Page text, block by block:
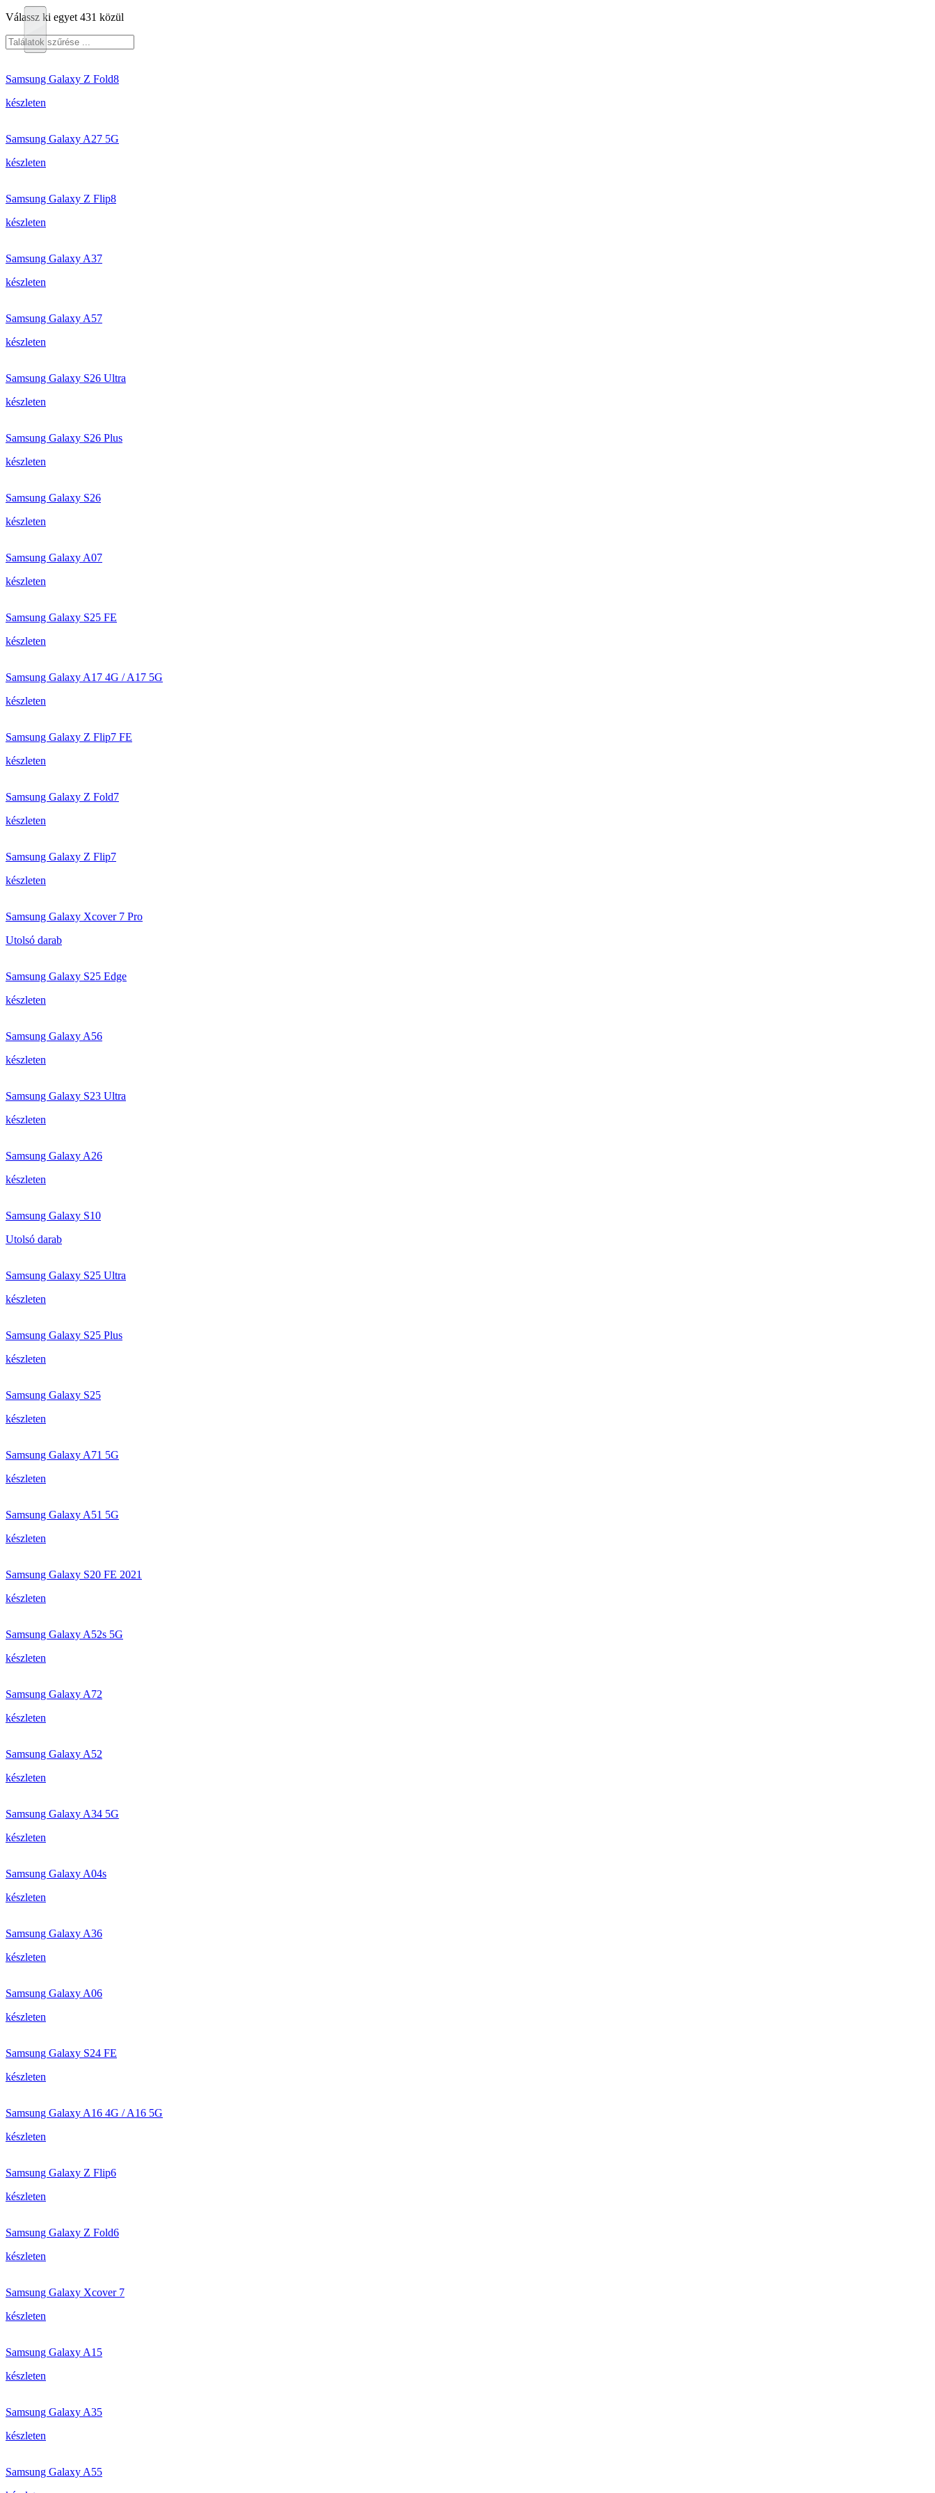
Válassz ki egyet 431 közül
Samsung Galaxy Z Fold8
készleten
Samsung Galaxy A27 5G
készleten
Samsung Galaxy Z Flip8
készleten
Samsung Galaxy A37
készleten
Samsung Galaxy A57
készleten
Samsung Galaxy S26 Ultra
készleten
Samsung Galaxy S26 Plus
készleten
Samsung Galaxy S26
készleten
Samsung Galaxy A07
készleten
Samsung Galaxy S25 FE
készleten
Samsung Galaxy A17 4G / A17 5G
készleten
Samsung Galaxy Z Flip7 FE
készleten
Samsung Galaxy Z Fold7
készleten
Samsung Galaxy Z Flip7
készleten
Samsung Galaxy Xcover 7 Pro
Utolsó darab
Samsung Galaxy S25 Edge
készleten
Samsung Galaxy A56
készleten
Samsung Galaxy S23 Ultra
készleten
Samsung Galaxy A26
készleten
Samsung Galaxy S10
Utolsó darab
Samsung Galaxy S25 Ultra
készleten
Samsung Galaxy S25 Plus
készleten
Samsung Galaxy S25
készleten
Samsung Galaxy A71 5G
készleten
Samsung Galaxy A51 5G
készleten
Samsung Galaxy S20 FE 2021
készleten
Samsung Galaxy A52s 5G
készleten
Samsung Galaxy A72
készleten
Samsung Galaxy A52
készleten
Samsung Galaxy A34 5G
készleten
Samsung Galaxy A04s
készleten
Samsung Galaxy A36
készleten
Samsung Galaxy A06
készleten
Samsung Galaxy S24 FE
készleten
Samsung Galaxy A16 4G / A16 5G
készleten
Samsung Galaxy Z Flip6
készleten
Samsung Galaxy Z Fold6
készleten
Samsung Galaxy Xcover 7
készleten
Samsung Galaxy A15
készleten
Samsung Galaxy A35
készleten
Samsung Galaxy A55